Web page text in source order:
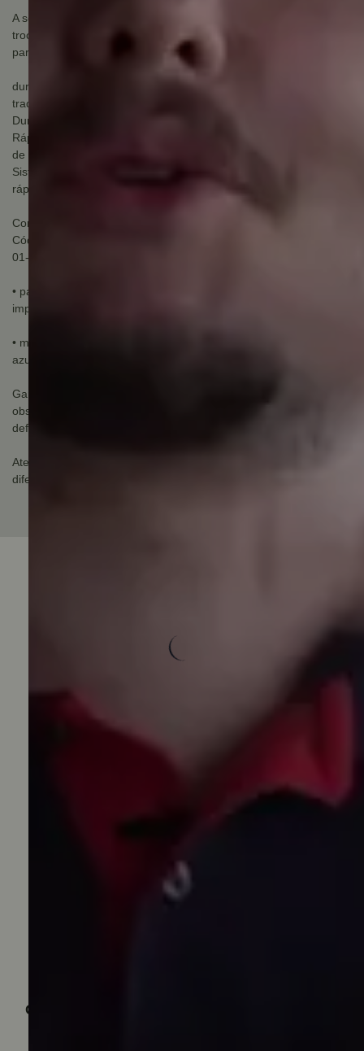
A serra copo bosch expert conta com sistema power change para
troca mais rápida do mercado e conta com tecnologia carbide
para maior durabilidade. Conheça!
dura até 50 vezes mais que a serra copo de aço carbono
tradicional da bosch.
Durabilidade excepcional com a tecnologia carbide da bosch.
Rápida remoção das aparas através da abertura lateral em forma
de gota.
Sistema power change exclusivo da bosch com a troca mais
rápida do mercado.
Componentes incluídos na embalagem:
Código: 2608900461000
01- serra copo 44mm
• para: Furadeiras e parafusadeiras e marteletes (uso sem
impacto)
• materiais de aplicação: Madeira, concreto, plástico, pedras
azulejos, gesso, placas de fibra-gesso.
Garantia do fabricante: 03 meses
observação sobre a garantia do fabricante: Garantia apenas para
defeito de fabricação, não cobre mal uso.
Atenção: Imagem meramente ilustrativa, podendo conter alguma
diferença em sua tonalidade.
Quem viu, viu também